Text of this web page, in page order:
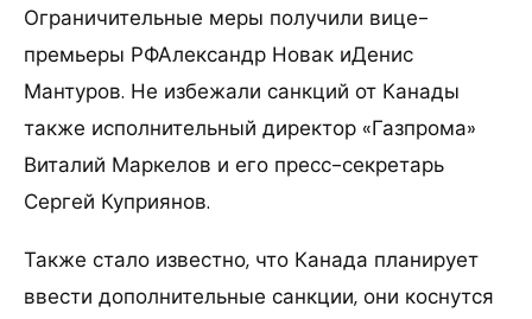
Ограничительные меры получили вице-
премьеры РФАлександр Новак иДенис
Мантуров. Не избежали санкций от Канады
также исполнительный директор «Газпрома»
Виталий Маркелов и его пресс-секретарь
Сергей Куприянов.
Также стало известно, что Канада планирует
ввести дополнительные санкции, они коснутся